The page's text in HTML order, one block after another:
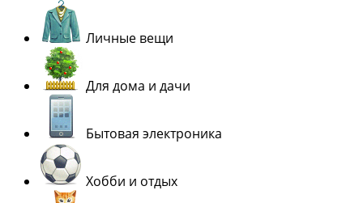
Личные вещи
Для дома и дачи
Бытовая электроника
Хобби и отдых